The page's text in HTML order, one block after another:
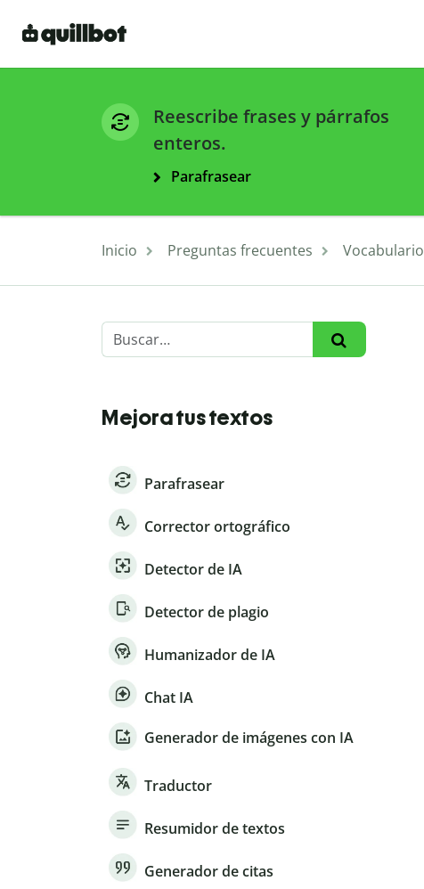
Reescribe frases y párrafos
enteros.
Parafrasear
Inicio Preguntas frecuentes Vocabulario
Mejora tus textos
Parafrasear
Corrector ortográfico
Detector de IA
Detector de plagio
Humanizador de IA
Chat IA
Generador de imágenes con IA
Traductor
Resumidor de textos
Generador de citas